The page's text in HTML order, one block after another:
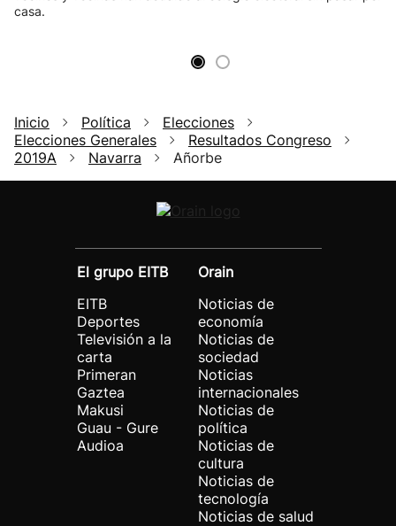
casa.
Inicio Política
Elecciones
Elecciones Generales
Resultados Congreso
2019A
Navarra Añorbe
El grupo EITB
EITB
Deportes
Televisión a la
carta
Primeran
Gaztea
Makusi
Guau - Gure
Audioa
Orain
Noticias de
economía
Noticias de
sociedad
Noticias
internacionales
Noticias de
política
Noticias de
cultura
Noticias de
tecnología
Noticias de salud